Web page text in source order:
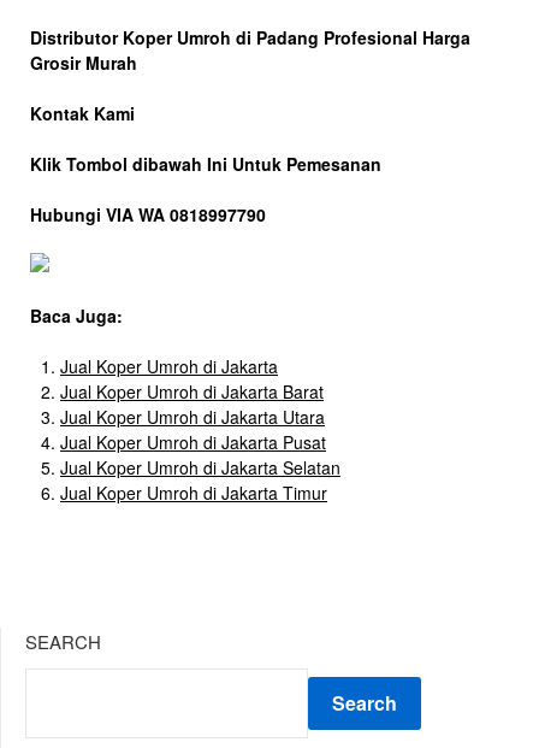
Distributor Koper Umroh di Padang Profesional Harga
Grosir Murah
Kontak Kami
Klik Tombol dibawah Ini Untuk Pemesanan
Hubungi VIA WA 0818997790
Baca Juga:
Jual Koper Umroh di Jakarta
Jual Koper Umroh di Jakarta Barat
Jual Koper Umroh di Jakarta Utara
Jual Koper Umroh di Jakarta Pusat
Jual Koper Umroh di Jakarta Selatan
Jual Koper Umroh di Jakarta Timur
SEARCH
Search